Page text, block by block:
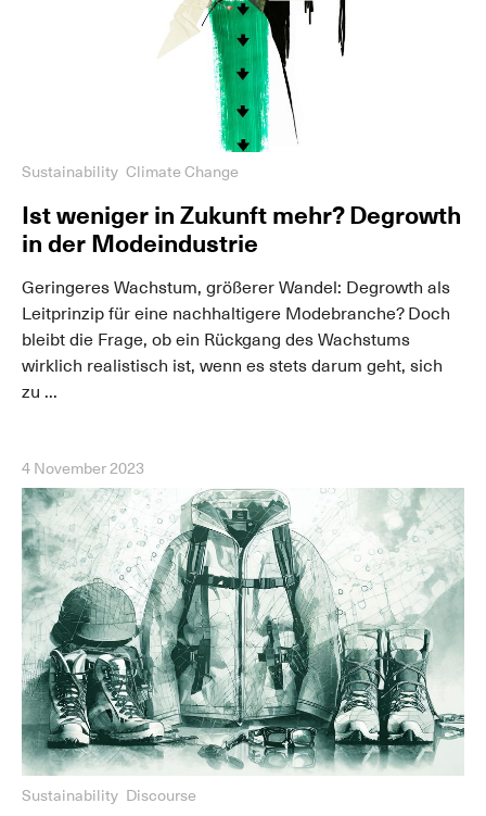
Sustainability Climate Change
Ist weniger in Zukunft mehr? Degrowth
in der Modeindustrie
Geringeres Wachstum, größerer Wandel: Degrowth als
Leitprinzip für eine nachhaltigere Modebranche? Doch
bleibt die Frage, ob ein Rückgang des Wachstums
wirklich realistisch ist, wenn es stets darum geht, sich
zu ...
4 November 2023
Sustainability Discourse